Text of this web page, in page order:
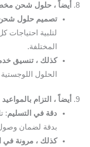
8.
أيضاً ، حلول شحن
تصميم حلول
لتلبية
المختلفة.
كذلك ، تنسيق
الحلول
9.
أيضاً ، التزام بالمواعيد
دقة في التسليم:
بدقة لضمان
كذلك ، مرونة في